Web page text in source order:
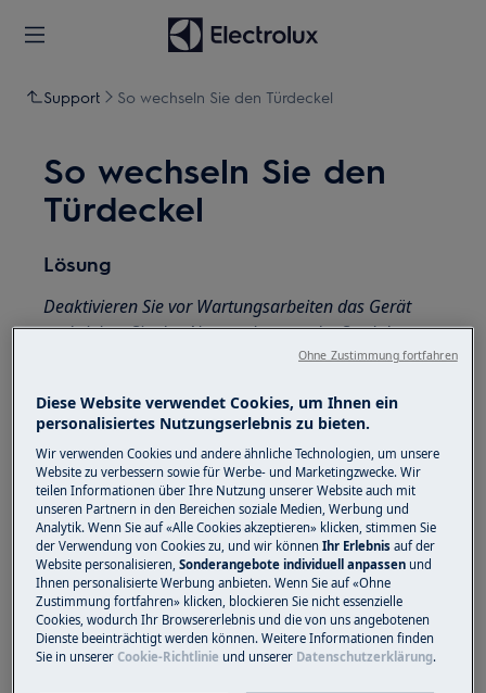
Support So wechseln Sie den Türdeckel
So wechseln Sie den
Türdeckel
Lösung
Deaktivieren Sie vor Wartungsarbeiten das Gerät
und ziehen Sie den Netzstecker aus derSteckdose.
bewegen. Bei schweren Geräten müssen zwei
Personen sie bewegen.
Verwenden Sie immer Schutzhandschuhe und
geschlossenes Schuhwerk.
Bitte beachten Sie, dass eine Selbstreparatur oder
eine nicht professionelle Reparatur Sicherheitsfolgen
haben kann, wenn sie nicht ordnungsgemäß
durchgeführt wird
So wechseln Sie den Türdeckel
Diese Website verwendet Cookies, um Ihnen ein
personalisiertes Nutzungserlebnis zu bieten.
Wir verwenden Cookies und andere ähnliche Technologien, um unsere
Website zu verbessern sowie für Werbe- und Marketingzwecke. Wir
teilen Informationen über Ihre Nutzung unserer Website auch mit
unseren Partnern in den Bereichen soziale Medien, Werbung und
Analytik. Wenn Sie auf «Alle Cookies akzeptieren» klicken, stimmen Sie
der Verwendung von Cookies zu, und wir könnenIhr Erlebnisauf der
Website personalisieren,Sonderangebote individuell anpassen und
Ihnen personalisierte Werbung anbieten. Wenn Sie auf «Ohne
Zustimmung fortfahren» klicken, blockieren Sie nicht essenzielle
Cookies, wodurch Ihr Browsererlebnis und die von uns angebotenen
Dienste beeinträchtigt werden können. Weitere Informationen finden
Sie in unsererCookie-Richtlinie und unserer Datenschutzerklärung.
Ohne Zustimmung fortfahren